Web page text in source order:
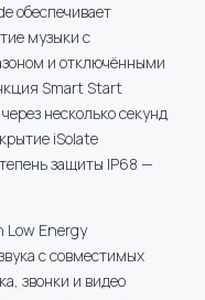
обеспечивает
музыки с
и отключёнными
Smart Start
несколько секунд
iSolate
защиты IP68 —
Low Energy
с совместимых
звонки и видео